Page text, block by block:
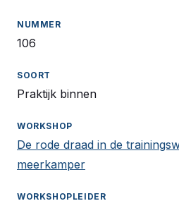
106
Praktijk binnen
De rode draad in de
meerkamper